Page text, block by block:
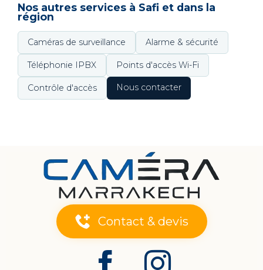
Nos autres services à Safi et dans la
région
Caméras de surveillance Alarme & sécurité
Téléphonie IPBX Points d'accès Wi-Fi
Contrôle d'accès Nous contacter
Contact & devis